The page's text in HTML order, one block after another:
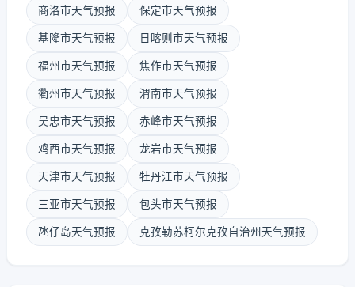
商洛市天气预报 保定市天气预报
基隆市天气预报 日喀则市天气预报
福州市天气预报 焦作市天气预报
衢州市天气预报 渭南市天气预报
吴忠市天气预报 赤峰市天气预报
鸡西市天气预报 龙岩市天气预报
天津市天气预报 牡丹江市天气预报
三亚市天气预报 包头市天气预报
氹仔岛天气预报 克孜勒苏柯尔克孜自治州天气预报